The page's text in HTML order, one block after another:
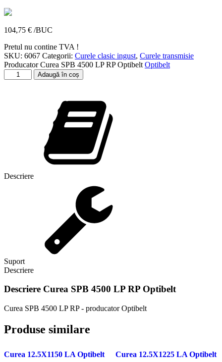
104,75 € /BUC
Pretul nu contine TVA !
SKU: 6067 Categorii: Curele clasic ingust, Curele transmisie
ProducatorCurea SPB 4500 LP RP Optibelt Optibelt
Cantitate
Curea
Adaugă în coș
Descriere
Suport
Descriere
Descriere Curea SPB 4500 LP RP Optibelt
Curea SPB 4500 LP RP - producator Optibelt
Produse similare
Curea 12.5X1150 LA Optibelt Curea 12.5X1225 LA Optibelt